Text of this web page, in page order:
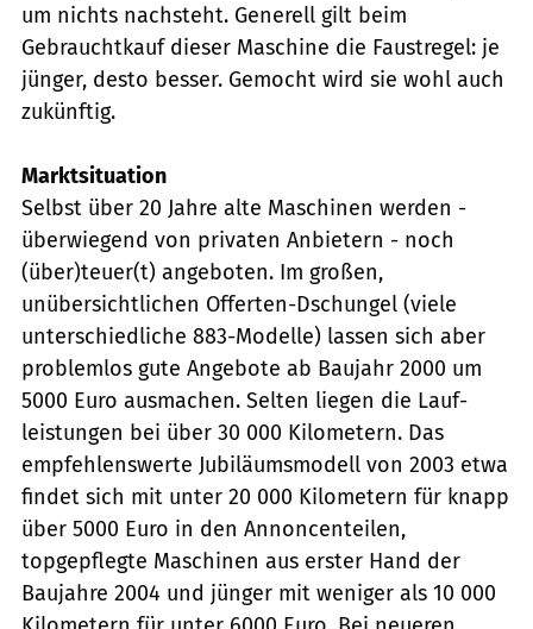
um nichts nachsteht. Generell gilt beim
Gebrauchtkauf dieser Maschine die Faustregel: je
jünger, desto besser. Gemocht wird sie wohl auch
zukünftig.
Marktsituation
Selbst über 20 Jahre alte Maschinen werden -
überwiegend von privaten Anbietern - noch
(über)teuer(t) angeboten. Im großen,
unübersichtlichen Offerten-Dschungel (viele
unterschiedliche 883-Modelle) lassen sich aber
problemlos gute Angebote ab Baujahr 2000 um
5000 Euro ausmachen. Selten liegen die Lauf-
leistungen bei über 30 000 Kilometern. Das
empfehlenswerte Jubiläumsmodell von 2003 etwa
findet sich mit unter 20 000 Kilometern für knapp
über 5000 Euro in den Annoncenteilen,
topgepflegte Maschinen aus erster Hand der
Baujahre 2004 und jünger mit weniger als 10 000